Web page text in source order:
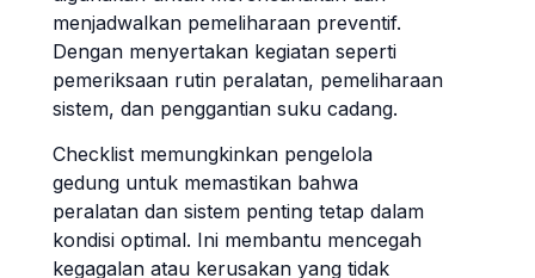
menjadwalkan pemeliharaan preventif.
Dengan menyertakan kegiatan seperti
pemeriksaan rutin peralatan, pemeliharaan
sistem, dan penggantian suku cadang.
Checklist memungkinkan pengelola
gedung untuk memastikan bahwa
peralatan dan sistem penting tetap dalam
kondisi optimal. Ini membantu mencegah
kegagalan atau kerusakan yang tidak